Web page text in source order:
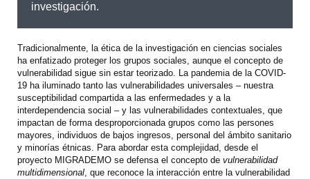
investigación.
Tradicionalmente, la ética de la investigación en ciencias sociales
ha enfatizado proteger los grupos sociales, aunque el concepto de
vulnerabilidad sigue sin estar teorizado. La pandemia de la COVID-
19 ha iluminado tanto las vulnerabilidades universales – nuestra
susceptibilidad compartida a las enfermedades y a la
interdependencia social – y las vulnerabilidades contextuales, que
impactan de forma desproporcionada grupos como las persones
mayores, individuos de bajos ingresos, personal del ámbito sanitario
y minorías étnicas. Para abordar esta complejidad, desde el
proyecto MIGRADEMO se defensa el concepto de vulnerabilidad
multidimensional, que reconoce la interacción entre la vulnerabilidad